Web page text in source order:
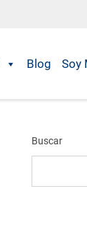
Blog Soy
Buscar